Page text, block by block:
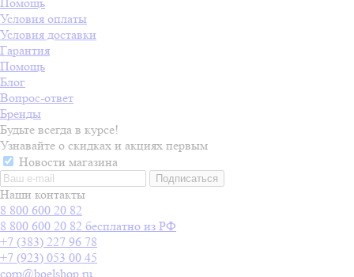
Условия оплаты
Условия доставки
Гарантия
Помощь
Блог
Вопрос-ответ
Бренды
Будьте всегда в курсе!
Узнавайте о скидках и акциях первым
Новости магазина
Наши контакты
8 800 600 20 82
8 800 600 20 82 бесплатно из РФ
+7 (383) 227 96 78
+7 (923) 053 00 45
corp@boelshop.ru